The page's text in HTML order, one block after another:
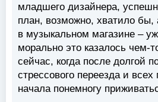
младшего дизайнера,
план, возможно, хватило
в музыкальном магазине –
морально это казалось
сейчас, когда после долгой
стрессового переезда и
начала понемногу